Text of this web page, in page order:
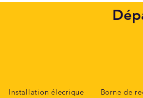
Installation élecrique Borne de